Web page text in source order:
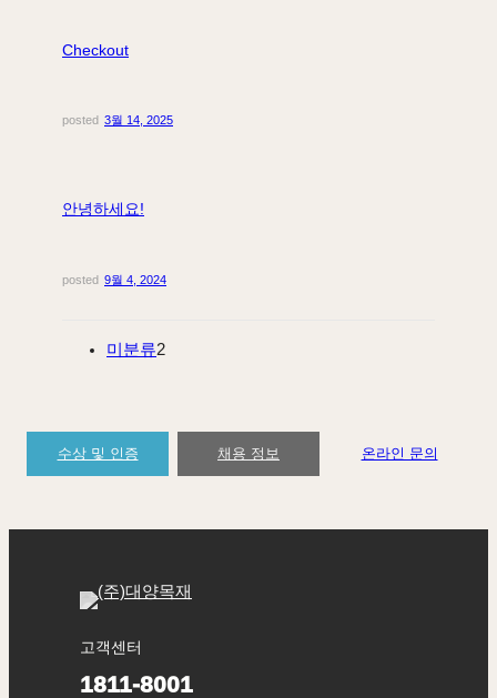
Checkout
posted 3월 14, 2025
안녕하세요!
posted 9월 4, 2024
미분류2
수상 및 인증 채용 정보 온라인 문의
고객센터
1811-8001